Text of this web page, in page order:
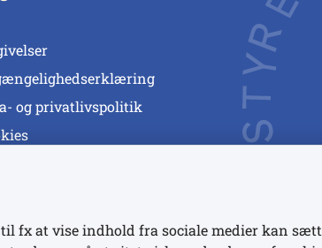
og privatlivspolitik
fx at vise indhold fra sociale medier kan